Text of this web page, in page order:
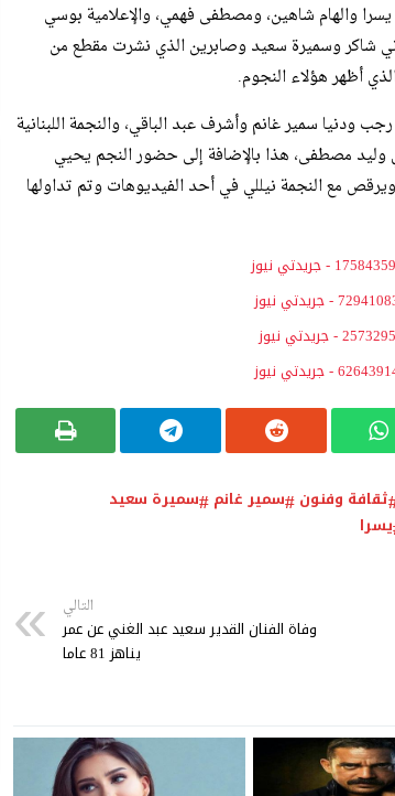
والهام شاهين، ومصطفى فهمي، والإعلامية بوسي
شاكر وسميرة سعيد وصابرين الذي نشرت مقطع من
أظهر هؤلاء النجوم.
ودنيا سمير غانم وأشرف عبد الباقي، والنجمة اللبنانية
مصطفى، هذا بالإضافة إلى حضور النجم يحيي
مع النجمة نيللي في أحد الفيديوهات وتم تداولها
ثقافة وفنون سمير غانم سميرة سعيد
يسرا
التالي
وفاة الفنان القدير سعيد عبد الغني عن عمر
يناهز 81 عاما